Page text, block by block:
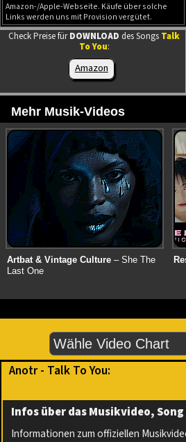
Amazon-/Apple-Webseite. Käufe über solche
Links werden uns mit Provision vergütet.
Check Preise fürDOWNLOAD des Songs Talk
To You:
Amazon
Mehr Musik-Videos
Artbat & Vintage Culture – She The
Last One
Anotr - Talk To You:
Infos über das Musikvideo,
Informationen zum offiziellen